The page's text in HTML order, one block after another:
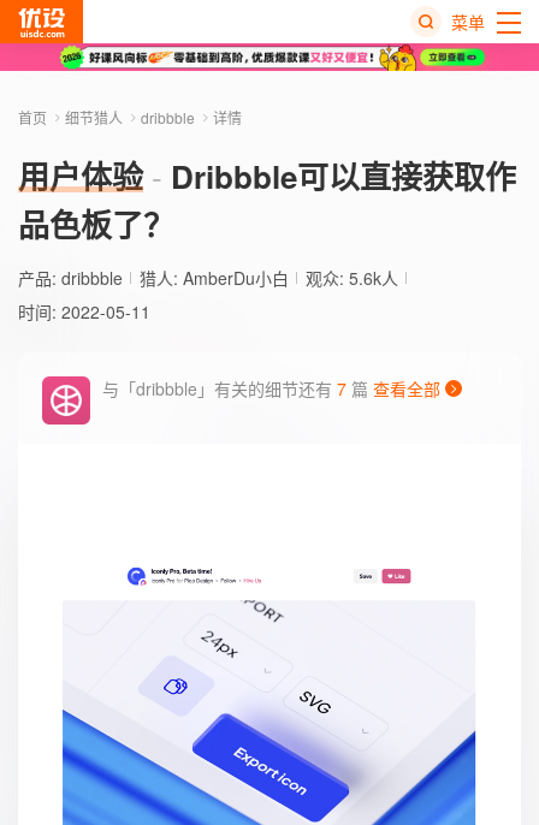
菜单
首页 细节猎人 dribbble 详情
用户体验
Dribbble可以直接获取作
品色板了？
产品: dribbble 猎人: AmberDu小白
观众: 5.6k人
时间: 2022-05-11
与「dribbble」有关的细节还有 7 篇 查看全部